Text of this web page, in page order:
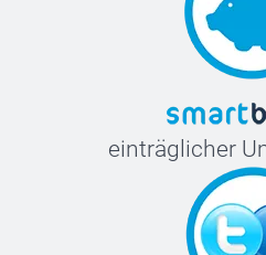
einträglicher